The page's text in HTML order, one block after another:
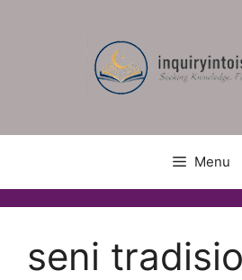
Menu
seni